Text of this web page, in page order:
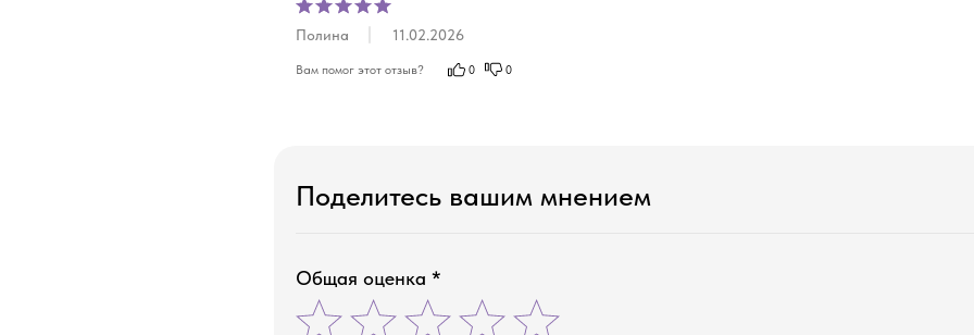
Полина 11.02.2026
Вам помог этот отзыв? 0 0
Поделитесь вашим мнением
Общая оценка *